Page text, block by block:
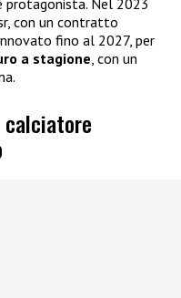
protagonista. Nel 2023
con un contratto
fino al 2027, per
a stagione, con un
calciatore